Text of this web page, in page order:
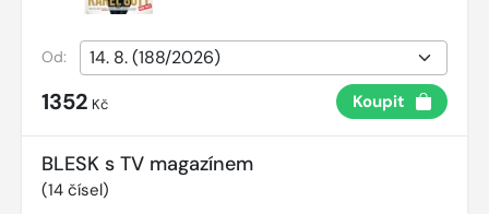
Od:
1352 Kč Koupit
BLESK s TV magazínem
(14 čísel)